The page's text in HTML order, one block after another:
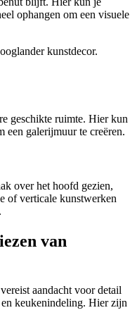
ophangen om een visuele
geschikte ruimte. Hier kun
een galerijmuur te creëren.
over het hoofd gezien,
of verticale kunstwerken
van
aandacht voor detail
keukenindeling. Hier zijn